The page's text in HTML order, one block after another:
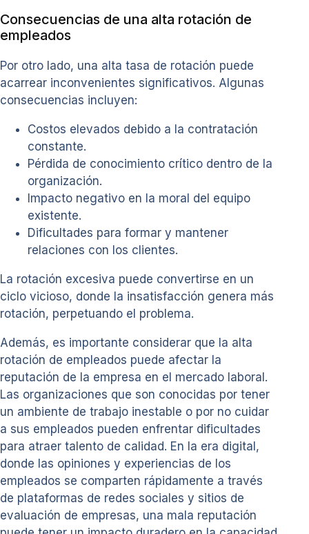
Consecuencias de una alta rotación de
empleados
Por otro lado, una alta tasa de rotación puede
acarrear inconvenientes significativos. Algunas
consecuencias incluyen:
Costos elevados debido a la contratación
constante.
Pérdida de conocimiento crítico dentro de la
organización.
Impacto negativo en la moral del equipo
existente.
Dificultades para formar y mantener
relaciones con los clientes.
La rotación excesiva puede convertirse en un
ciclo vicioso, donde la insatisfacción genera más
rotación, perpetuando el problema.
Además, es importante considerar que la alta
rotación de empleados puede afectar la
reputación de la empresa en el mercado laboral.
Las organizaciones que son conocidas por tener
un ambiente de trabajo inestable o por no cuidar
a sus empleados pueden enfrentar dificultades
para atraer talento de calidad. En la era digital,
donde las opiniones y experiencias de los
empleados se comparten rápidamente a través
de plataformas de redes sociales y sitios de
evaluación de empresas, una mala reputación